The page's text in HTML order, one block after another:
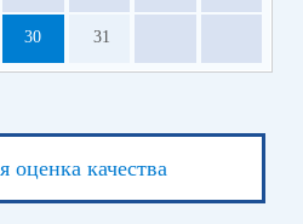
30 31
оценка качества